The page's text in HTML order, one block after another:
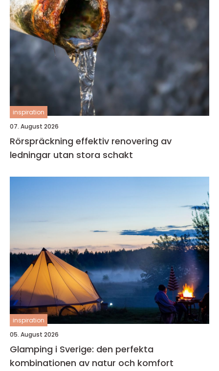
inspiration
07. August 2026
Rörspräckning effektiv renovering av
ledningar utan stora schakt
inspiration
05. August 2026
Glamping i Sverige: den perfekta
kombinationen av natur och komfort